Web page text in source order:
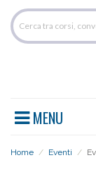
MENU
Home / Eventi /